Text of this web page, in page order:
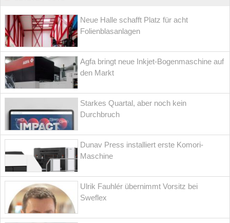
Neue Halle schafft Platz für acht
Folienblasanlagen
Agfa bringt neue Inkjet-Bogenmaschine auf
den Markt
Starkes Quartal, aber noch kein
Durchbruch
Dunav Press installiert erste Komori-
Maschine
Ulrik Fauhlér übernimmt Vorsitz bei
Sweflex